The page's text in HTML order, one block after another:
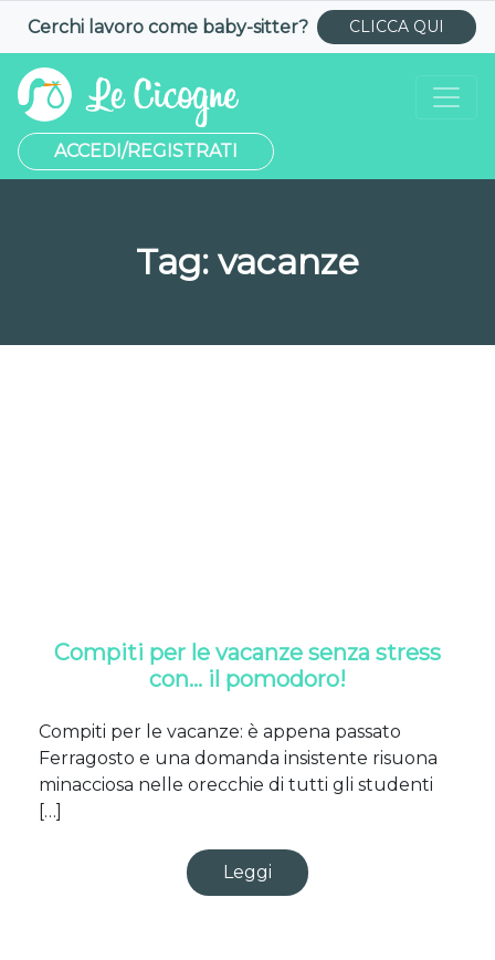
Cerchi lavoro come baby-sitter? CLICCA QUI
ACCEDI/REGISTRATI
Tag: vacanze
Compiti per le vacanze senza stress
con… il pomodoro!
Compiti per le vacanze: è appena passato
Ferragosto e una domanda insistente risuona
minacciosa nelle orecchie di tutti gli studenti
[…]
Leggi